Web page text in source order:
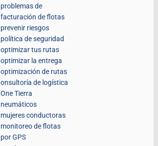
problemas de
facturación de flotas
prevenir riesgos
política de seguridad
optimizar tus rutas
optimizar la entrega
optimización de rutas
onsultoría de logística
One Tierra
neumáticos
mujeres conductoras
monitoreo de flotas
por GPS